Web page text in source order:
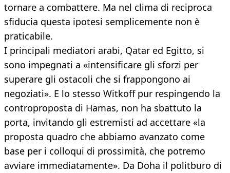
tornare a combattere. Ma nel clima di reciproca
sfiducia questa ipotesi semplicemente non è
praticabile.
I principali mediatori arabi, Qatar ed Egitto, si
sono impegnati a «intensificare gli sforzi per
superare gli ostacoli che si frappongono ai
negoziati». E lo stesso Witkoff pur respingendo la
controproposta di Hamas, non ha sbattuto la
porta, invitando gli estremisti ad accettare «la
proposta quadro che abbiamo avanzato come
base per i colloqui di prossimità, che potremo
avviare immediatamente». Da Doha il politburo di